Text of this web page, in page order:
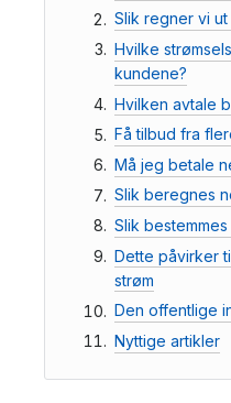
Slik regner vi
Hvilke
kundene?
Hvilken avtale
Få tilbud fra
Må jeg betale
Slik beregnes
Slik
Dette påvirker
strøm
Den offentlige
Nyttige artikler